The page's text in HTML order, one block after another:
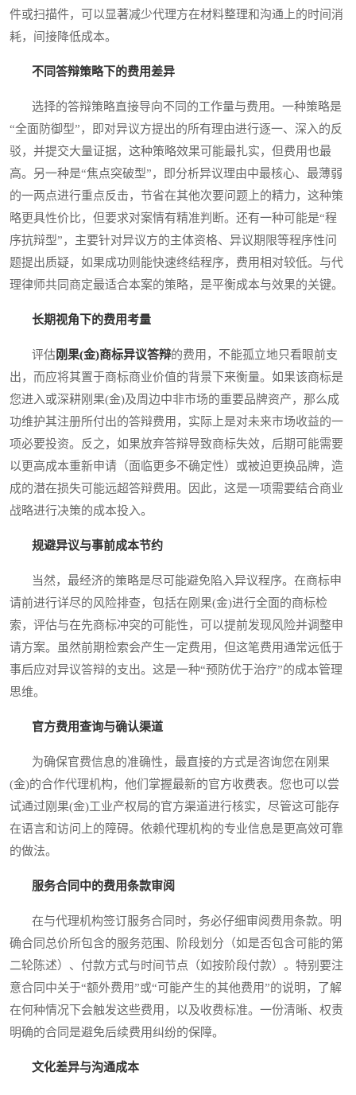
件或扫描件，可以显著减少代理方在材料整理和沟通上的时间消
耗，间接降低成本。
不同答辩策略下的费用差异
选择的答辩策略直接导向不同的工作量与费用。一种策略是
“全面防御型”，即对异议方提出的所有理由进行逐一、深入的反
驳，并提交大量证据，这种策略效果可能最扎实，但费用也最
高。另一种是“焦点突破型”，即分析异议理由中最核心、最薄弱
的一两点进行重点反击，节省在其他次要问题上的精力，这种策
略更具性价比，但要求对案情有精准判断。还有一种可能是“程
序抗辩型”，主要针对异议方的主体资格、异议期限等程序性问
题提出质疑，如果成功则能快速终结程序，费用相对较低。与代
理律师共同商定最适合本案的策略，是平衡成本与效果的关键。
长期视角下的费用考量
评估刚果(金)商标异议答辩的费用，不能孤立地只看眼前支
出，而应将其置于商标商业价值的背景下来衡量。如果该商标是
您进入或深耕刚果(金)及周边中非市场的重要品牌资产，那么成
功维护其注册所付出的答辩费用，实际上是对未来市场收益的一
项必要投资。反之，如果放弃答辩导致商标失效，后期可能需要
以更高成本重新申请（面临更多不确定性）或被迫更换品牌，造
成的潜在损失可能远超答辩费用。因此，这是一项需要结合商业
战略进行决策的成本投入。
规避异议与事前成本节约
当然，最经济的策略是尽可能避免陷入异议程序。在商标申
请前进行详尽的风险排查，包括在刚果(金)进行全面的商标检
索，评估与在先商标冲突的可能性，可以提前发现风险并调整申
请方案。虽然前期检索会产生一定费用，但这笔费用通常远低于
事后应对异议答辩的支出。这是一种“预防优于治疗”的成本管理
思维。
官方费用查询与确认渠道
为确保官费信息的准确性，最直接的方式是咨询您在刚果
(金)的合作代理机构，他们掌握最新的官方收费表。您也可以尝
试通过刚果(金)工业产权局的官方渠道进行核实，尽管这可能存
在语言和访问上的障碍。依赖代理机构的专业信息是更高效可靠
的做法。
服务合同中的费用条款审阅
在与代理机构签订服务合同时，务必仔细审阅费用条款。明
确合同总价所包含的服务范围、阶段划分（如是否包含可能的第
二轮陈述）、付款方式与时间节点（如按阶段付款）。特别要注
意合同中关于“额外费用”或“可能产生的其他费用”的说明，了解
在何种情况下会触发这些费用，以及收费标准。一份清晰、权责
明确的合同是避免后续费用纠纷的保障。
文化差异与沟通成本